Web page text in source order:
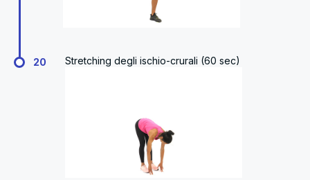
20 Stretching degli ischio-crurali (60 sec)